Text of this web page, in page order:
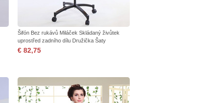
Šifón Bez rukávů Miláček Skládaný živůtek
uprostřed zadního dílu Družička Šaty
€ 82,75